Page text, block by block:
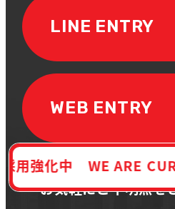
化中 WE ARE
LINE ENTRY
WEB ENTRY
説明会も実施して
お気軽にご不明点を